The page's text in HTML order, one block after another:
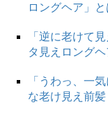
ロングヘア」と
「逆に老けて
タ見えロング
「うわっ、一
な老け見え前髪